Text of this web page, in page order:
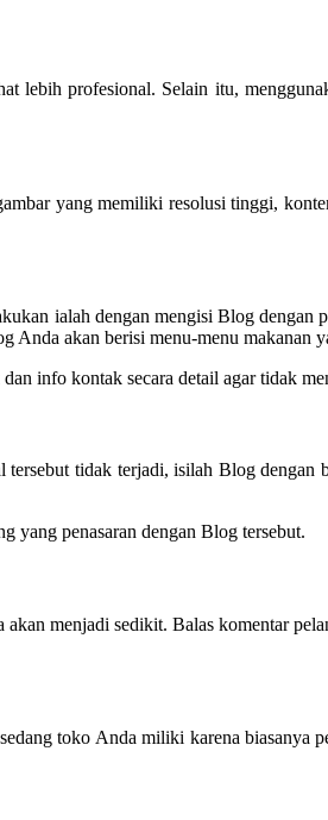
lebih profesional. Selain itu,
yang memiliki resolusi tinggi,
ialah dengan mengisi Blog
akan berisi menu-menu makanan
info kontak secara detail agar tidak
tidak terjadi, isilah Blog
yang penasaran dengan Blog tersebut.
menjadi sedikit. Balas komentar
toko Anda miliki karena biasanya